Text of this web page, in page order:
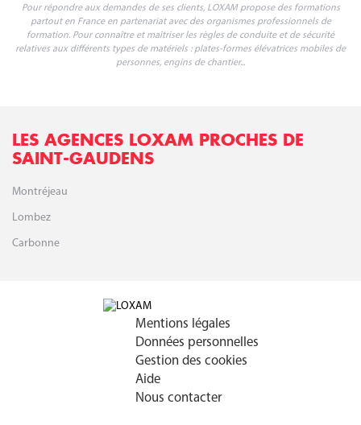
Pour répondre aux demandes de ses clients, LOXAM propose des formations
partout en France en partenariat avec des organismes professionnels de
formation. Pour connaître et maîtriser les règles de conduite et de sécurité
relatives aux différents types de matériels : plates-formes élévatrices mobiles de
personnes, engins de chantier...
LES AGENCES LOXAM PROCHES DE
SAINT-GAUDENS
Montréjeau
Lombez
Carbonne
Mentions légales
Données personnelles
Gestion des cookies
Aide
Nous contacter